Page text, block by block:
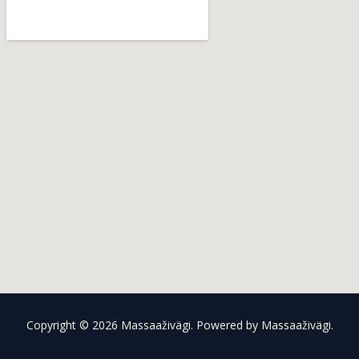
Copyright © 2026 Massaaživägi. Powered by Massaaživägi.